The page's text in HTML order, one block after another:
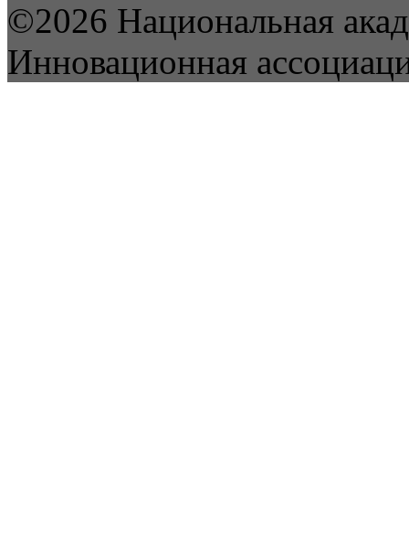
©2026 Национальная
Инновационная